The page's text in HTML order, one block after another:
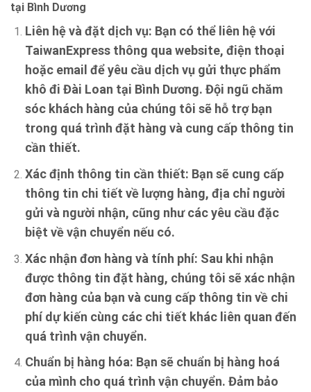
tại Bình Dương
Liên hệ và đặt dịch vụ: Bạn có thể liên hệ với
TaiwanExpress thông qua website, điện thoại
hoặc email để yêu cầu dịch vụ gửi thực phẩm
khô đi Đài Loan tại Bình Dương. Đội ngũ chăm
sóc khách hàng của chúng tôi sẽ hỗ trợ bạn
trong quá trình đặt hàng và cung cấp thông tin
cần thiết.
Xác định thông tin cần thiết: Bạn sẽ cung cấp
thông tin chi tiết về lượng hàng, địa chỉ người
gửi và người nhận, cũng như các yêu cầu đặc
biệt về vận chuyển nếu có.
Xác nhận đơn hàng và tính phí: Sau khi nhận
được thông tin đặt hàng, chúng tôi sẽ xác nhận
đơn hàng của bạn và cung cấp thông tin về chi
phí dự kiến cùng các chi tiết khác liên quan đến
quá trình vận chuyển.
Chuẩn bị hàng hóa: Bạn sẽ chuẩn bị hàng hoá
của mình cho quá trình vận chuyển. Đảm bảo